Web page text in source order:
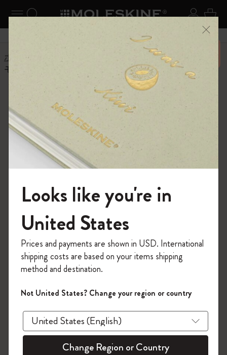
ナビゲーションの切替 ログ
検索 (キーワードなど) カ
6,500円以上のご購入で送料無料 メニ
ーを閉じる
ホーム
筆記用具
モレスキンのリフィルを他のペンでも使えますか？
よくある質問に戻る
モレスキンのリフィルを他のペ
ンでも使えますか？
モレスキンのリフィルは国際標準規格に準拠しているた
め、市販されているほとんどのペンで使用できます。た
きます。
ノートブック
ダイアリー
筆記用具
モレスキンのシャープペンシルは何でできてい
ますか?
モレスキンの世界へようこそ
「WELCOME10」を入力すると、初回注
文が10%オフ＋送料無料になります。セ
ール・アウトレット品は適用外。
Moleskineアカウントを作成して限定オフ
ァーや会員特典、さらに多くのインスピ
レーションを手に入れましょう。
今すぐ会員登録 !
Looks like you're in
United States
Prices and payments are shown in USD. International
shipping costs are based on your items shipping
method and destination.
Not United States? Change your region or country
Change Region or Country